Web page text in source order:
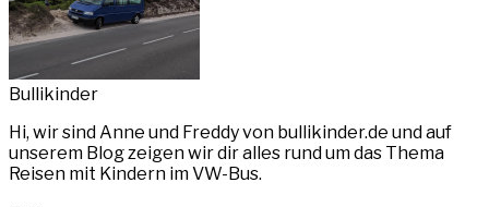
Bullikinder
Hi, wir sind Anne und Freddy von bullikinder.de und auf
unserem Blog zeigen wir dir alles rund um das Thema
Reisen mit Kindern im VW-Bus.